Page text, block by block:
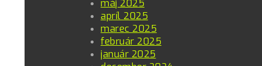
máj 2025
apríl 2025
marec 2025
február 2025
január 2025